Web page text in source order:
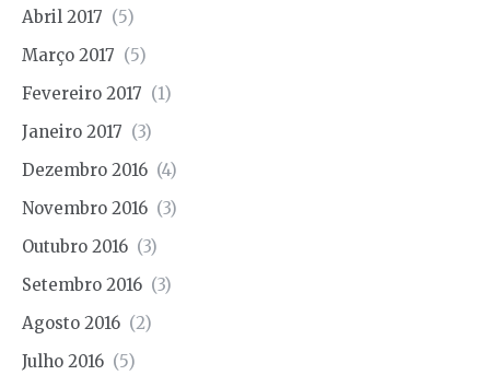
Abril 2017 (5)
Março 2017 (5)
Fevereiro 2017 (1)
Janeiro 2017 (3)
Dezembro 2016 (4)
Novembro 2016 (3)
Outubro 2016 (3)
Setembro 2016 (3)
Agosto 2016 (2)
Julho 2016 (5)